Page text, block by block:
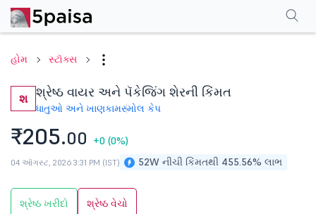
હોમ સ્ટૉક્સ
શ શ્રેષ્ઠ વાયર અને પૅકેજિંગ શેરની કિંમત
ધાતુઓ અને ખાણકામસ્મોલ કેપ
₹205.00 +0 (0%)
52W નીચી કિંમતથી 455.56% લાભ
04 ઑગસ્ટ, 2026 3:31 PM (IST)
શ્રેષ્ઠ ખરીદો શ્રેષ્ઠ વેચો
પરફોર્મન્સફાઇનાન્શિયલ્સ વધુ